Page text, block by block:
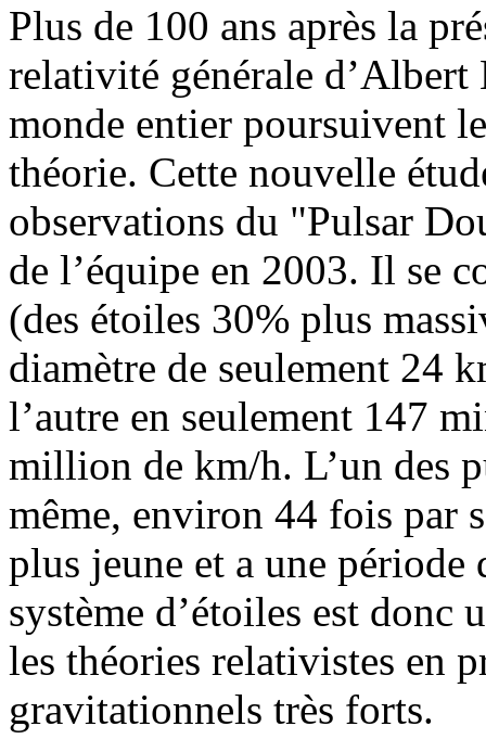
Plus de 100 ans après la
relativité générale
monde entier poursuivent
théorie. Cette nouvelle
observations du "Pulsar
de l’équipe en 2003. Il se
(des étoiles 30% plus
diamètre de seulement 24
l’autre en seulement 147
million de km/h. L’un des
même, environ 44 fois par
plus jeune et a une période
système d’étoiles est donc
les théories relativistes en
gravitationnels très forts.